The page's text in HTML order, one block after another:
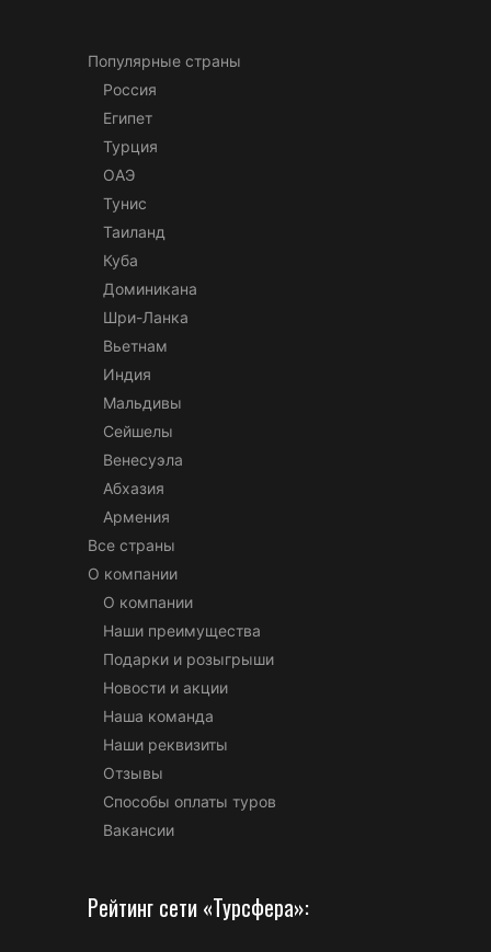
Популярные страны
Россия
Египет
Турция
ОАЭ
Тунис
Таиланд
Куба
Доминикана
Шри-Ланка
Вьетнам
Индия
Мальдивы
Сейшелы
Венесуэла
Абхазия
Армения
Все страны
О компании
О компании
Наши преимущества
Подарки и розыгрыши
Новости и акции
Наша команда
Наши реквизиты
Отзывы
Способы оплаты туров
Вакансии
Рейтинг сети «Турсфера»: